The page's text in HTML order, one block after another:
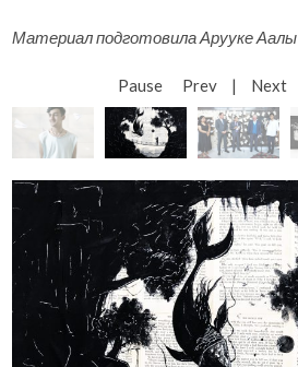
Материал подготовила Арууке Аалы
Pause Prev | Next